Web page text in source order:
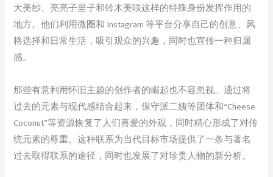
大美纱、亮亮子里子和铃木美咲这样的特殊身份发挥作用的
地方。他们利用微圈和 Instagram 等平台分享自己的创意、风
格选择和日常生活，吸引观众的兴趣，同时也宣传一种归属
感。
那些有意利用怀旧主题的创作者的崛起也不容忽视。通过将
过去的元素与现代感结合起来，保守派二姨等团体和“Cheese
Coconut”等资源恢复了人们喜爱的外观，同时精心形成了对传
统元素的尊重。这种联系为当代目标市场提供了一条与著名
过去取得联系的途径，同时也发展了对珍贵人物的新分析。